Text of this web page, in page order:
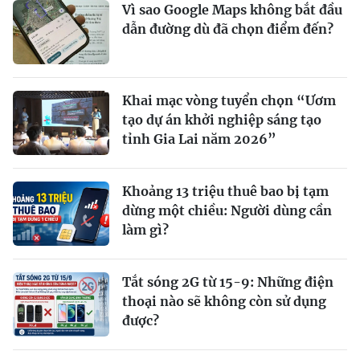
Vì sao Google Maps không bắt đầu
dẫn đường dù đã chọn điểm đến?
Khai mạc vòng tuyển chọn “Ươm
tạo dự án khởi nghiệp sáng tạo
tỉnh Gia Lai năm 2026”
Khoảng 13 triệu thuê bao bị tạm
dừng một chiều: Người dùng cần
làm gì?
Tắt sóng 2G từ 15-9: Những điện
thoại nào sẽ không còn sử dụng
được?